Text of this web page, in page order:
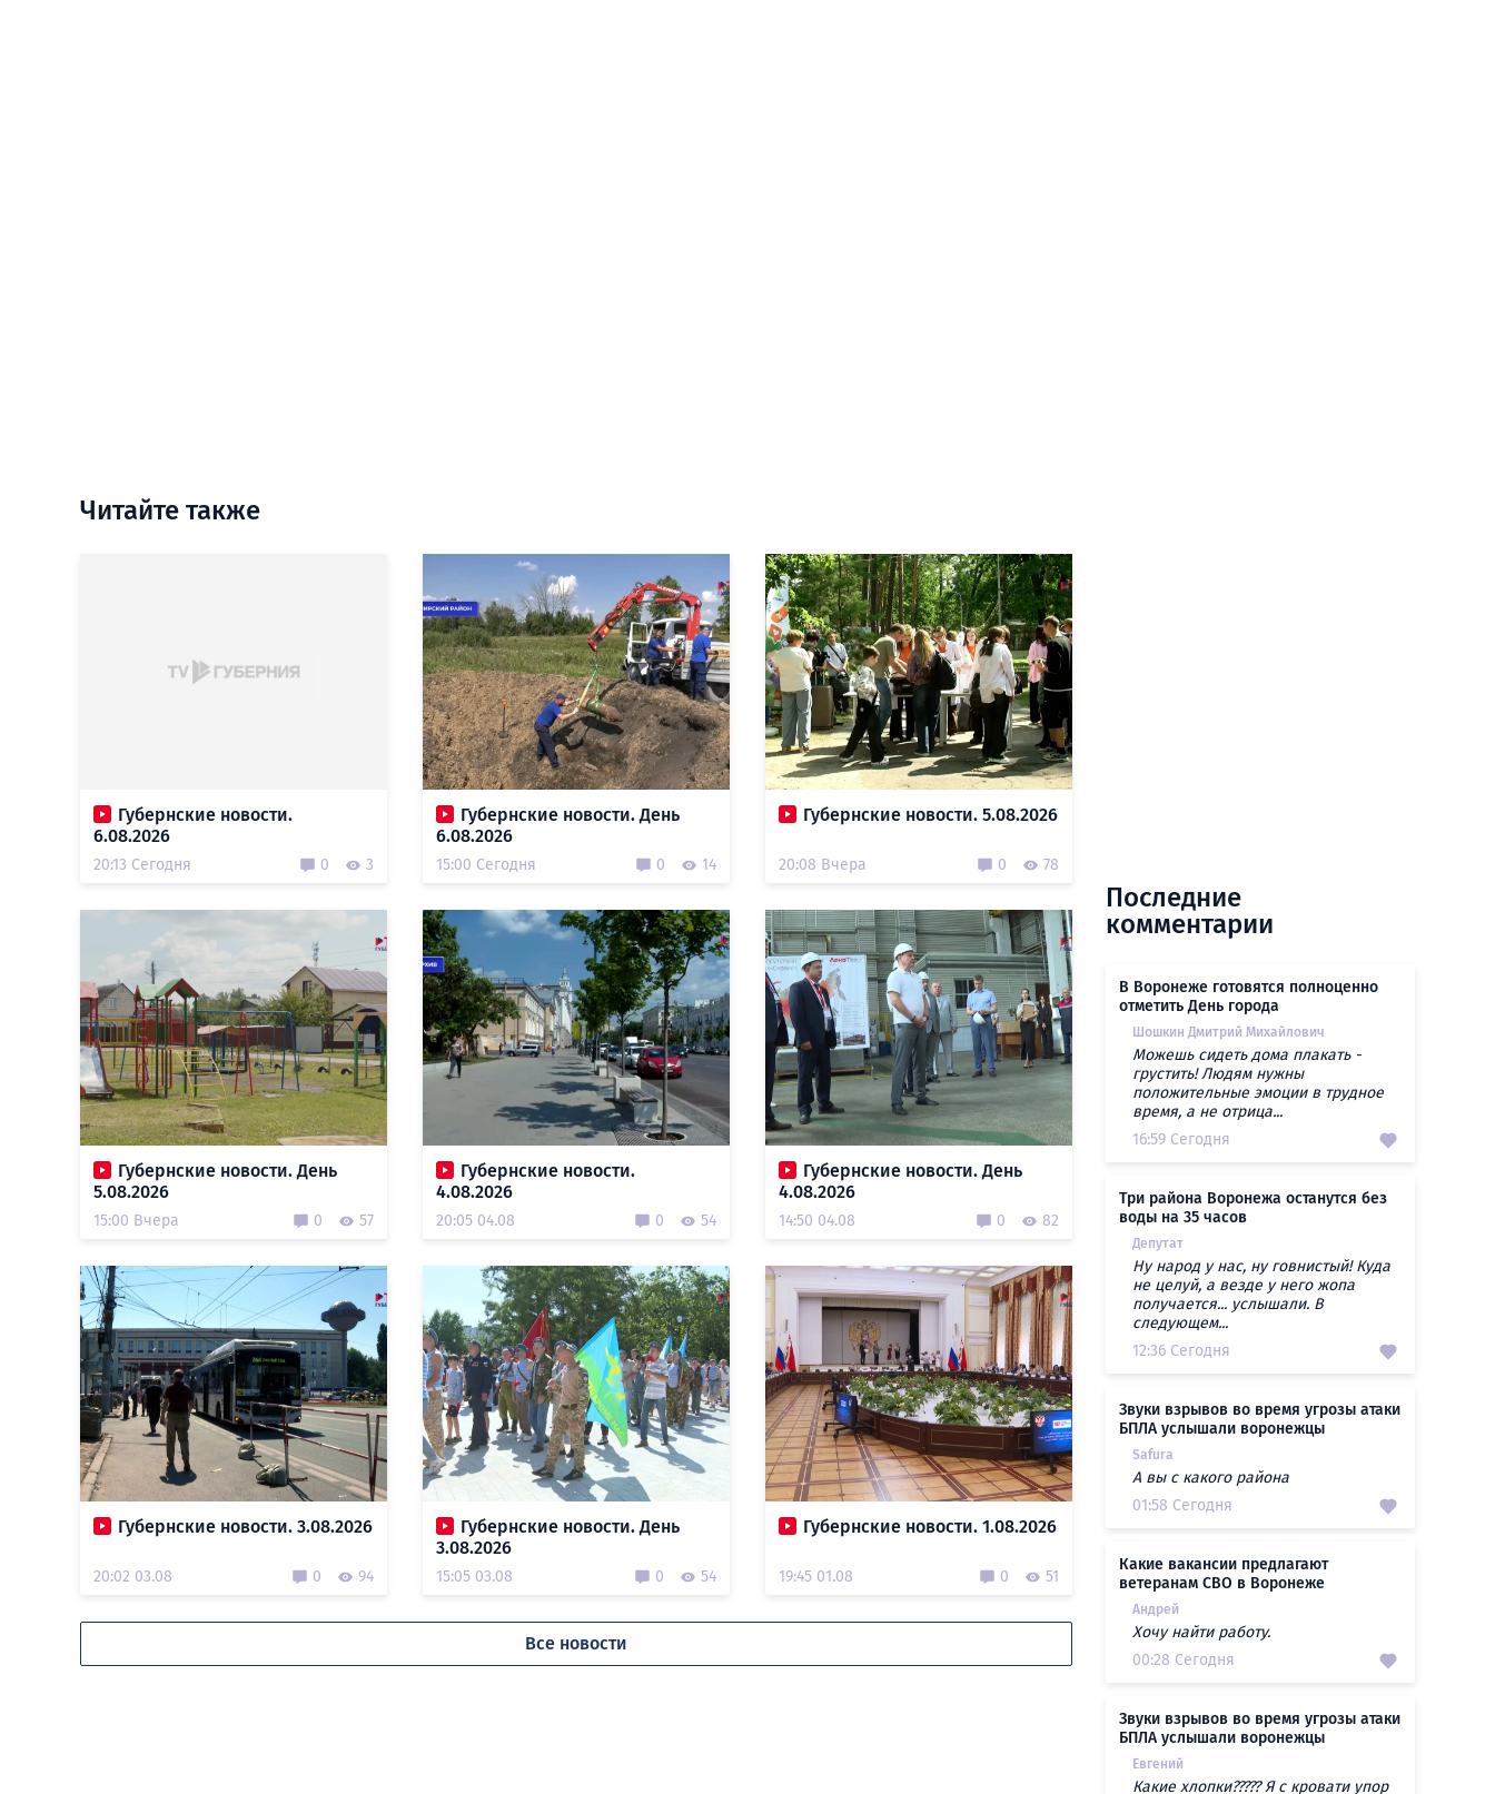
Читайте также
Губернские новости.
6.08.2026
20:13 Сегодня 0 3
Губернские новости. День
6.08.2026
15:00 Сегодня 0 14
Губернские новости. 5.08.2026
20:08 Вчера 0 78
Губернские новости. День
5.08.2026
15:00 Вчера 0 57
Губернские новости.
4.08.2026
20:05 04.08 0 54
Губернские новости. День
4.08.2026
14:50 04.08 0 82
Губернские новости. 3.08.2026
20:02 03.08 0 94
Губернские новости. День
3.08.2026
15:05 03.08 0 54
Губернские новости. 1.08.2026
19:45 01.08 0 51
Все новости
Последние
комментарии
В Воронеже готовятся полноценно
отметить День города
Шошкин Дмитрий Михайлович
Можешь сидеть дома плакать -
грустить! Людям нужны
положительные эмоции в трудное
время, а не отрица...
16:59 Сегодня
Три района Воронежа останутся без
воды на 35 часов
Депутат
Ну народ у нас, ну говнистый! Куда
не целуй, а везде у него жопа
получается... услышали. В
следующем...
12:36 Сегодня
Звуки взрывов во время угрозы атаки
БПЛА услышали воронежцы
Safura
А вы с какого района
01:58 Сегодня
Какие вакансии предлагают
ветеранам СВО в Воронеже
Андрей
Хочу найти работу.
00:28 Сегодня
Звуки взрывов во время угрозы атаки
БПЛА услышали воронежцы
Евгений
Какие хлопки????? Я с кровати упор